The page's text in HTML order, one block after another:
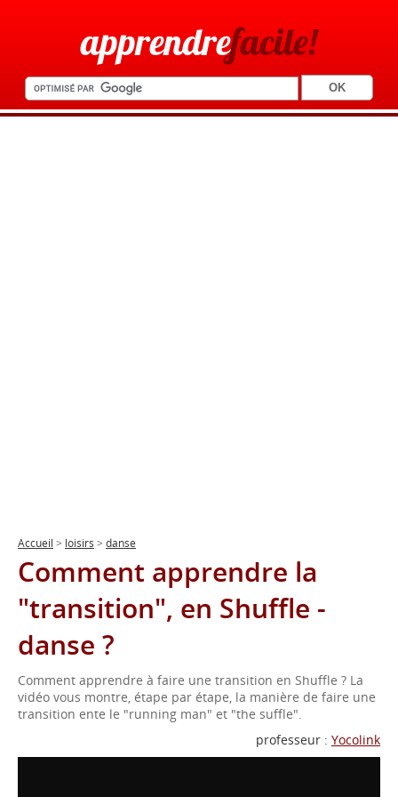
apprendrefacile!
Accueil > loisirs > danse
Comment apprendre la
"transition", en Shuffle -
danse ?
Comment apprendre à faire une transition en Shuffle ? La
vidéo vous montre, étape par étape, la manière de faire une
transition ente le "running man" et "the suffle".
professeur : Yocolink